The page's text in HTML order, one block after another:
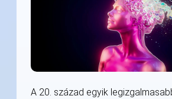
A 20. század egyik